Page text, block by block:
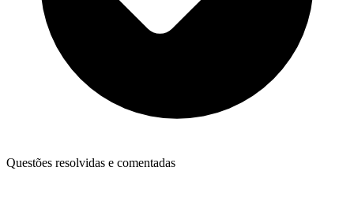
Questões resolvidas e comentadas